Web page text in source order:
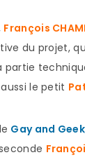
François
du projet,
partie
le petit
Gay and Geek